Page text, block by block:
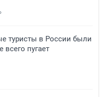
туристы в России были
пугает